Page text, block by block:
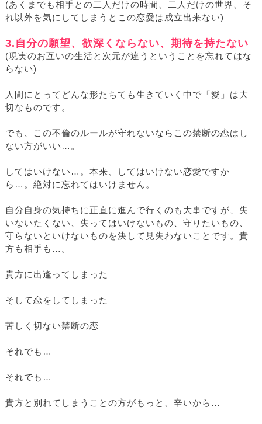
(あくまでも相手との二人だけの時間、二人だけの世界、そ
れ以外を気にしてしまうとこの恋愛は成立出来ない)
3.自分の願望、欲深くならない、期待を持たない
(現実のお互いの生活と次元が違うということを忘れてはな
らない)
人間にとってどんな形たちても生きていく中で「愛」は大
切なものです。
でも、この不倫のルールが守れないならこの禁断の恋はし
ない方がいい…。
してはいけない…。本来、してはいけない恋愛ですか
ら…。絶対に忘れてはいけません。
自分自身の気持ちに正直に進んで行くのも大事ですが、失
いないたくない、失ってはいけないもの、守りたいもの、
守らないといけないものを決して見失わないことです。貴
方も相手も…。
貴方に出逢ってしまった
そして恋をしてしまった
苦しく切ない禁断の恋
それでも…
それでも…
貴方と別れてしまうことの方がもっと、辛いから…